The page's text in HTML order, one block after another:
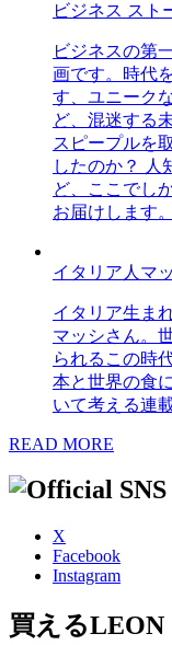
ビジネス スト
ビジネスの第
画です。時代
す、ユニーク
ど、混迷する
スピープルを
したのか？ 人
ど、ここでし
お届けします。
イタリア人マ
イタリア生ま
マッシさん。
られるこの時
本と世界の食
いて考える連
READ MORE
X
Facebook
Instagram
買えるLEON